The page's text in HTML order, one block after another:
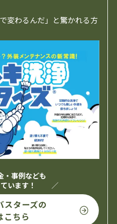
変わるんだ」と驚かれる方
・事例なども
います！
スターズの
こちら